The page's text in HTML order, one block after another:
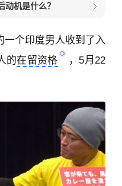
动机是什么？
一个印度男人收到了入
的在留资格
，5月22